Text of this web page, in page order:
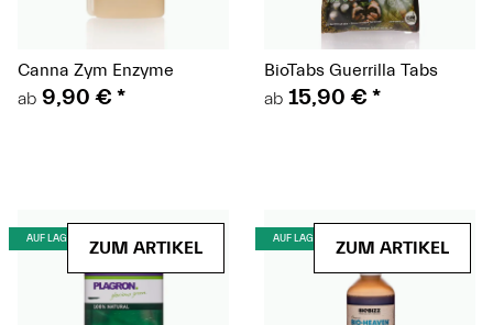
Canna Zym Enzyme
ab 9,90 € *
BioTabs Guerrilla Tabs
ab 15,90 € *
AUF LAGER(Paket)
ZUM ARTIKEL
AUF LAGER(Paket)
ZUM ARTIKEL